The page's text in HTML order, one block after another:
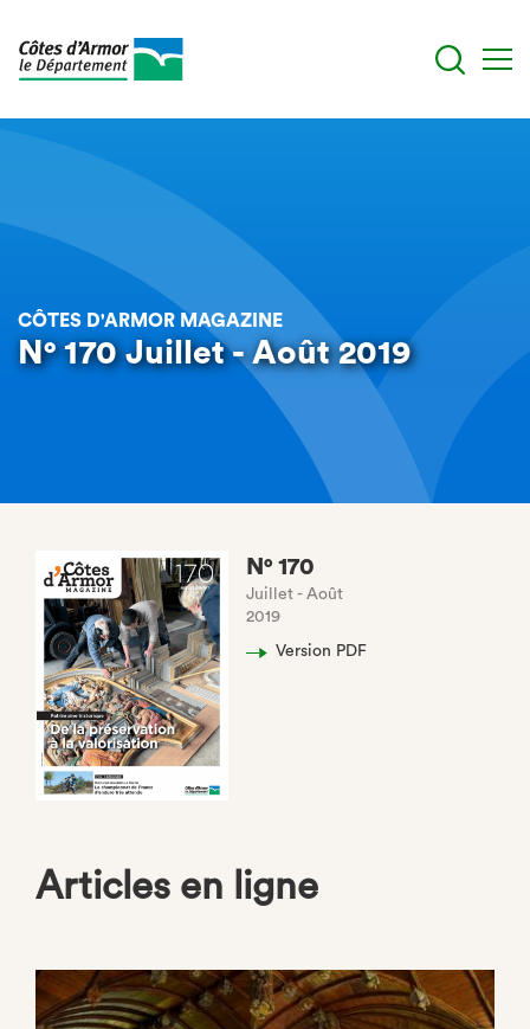
CÔTES D'ARMOR MAGAZINE
N° 170 Juillet - Août 2019
N° 170
Juillet - Août
2019
Version PDF
Articles en ligne